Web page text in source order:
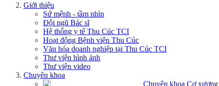
Giới thiệu
Sứ mệnh - tầm nhìn
Đội ngũ Bác sĩ
Hệ thống y tế Thu Cúc TCI
Hoạt động Bệnh viện Thu Cúc
Văn hóa doanh nghiệp tại Thu Cúc TCI
Thư viện hình ảnh
Thư viện video
Chuyên khoa
Chuyên khoa Cơ